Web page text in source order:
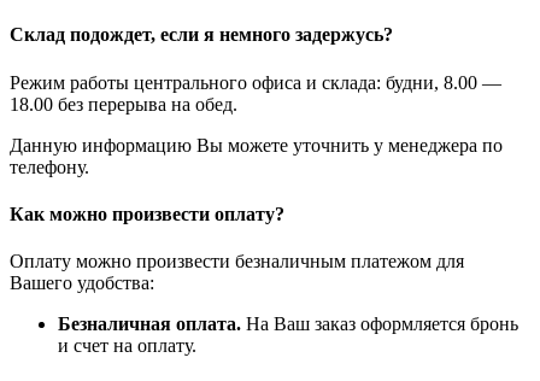
Склад подождет, если я немного задержусь?
Режим работы центрального офиса и склада: будни, 8.00 —
18.00 без перерыва на обед.
Данную информацию Вы можете уточнить у менеджера по
телефону.
Как можно произвести оплату?
Оплату можно произвести безналичным платежом для
Вашего удобства:
Безналичная оплата. На Ваш заказ оформляется бронь
и счет на оплату.